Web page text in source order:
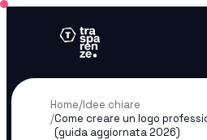
Home/Idee chiare
/Come creare un logo
(guida aggiornata 2026)